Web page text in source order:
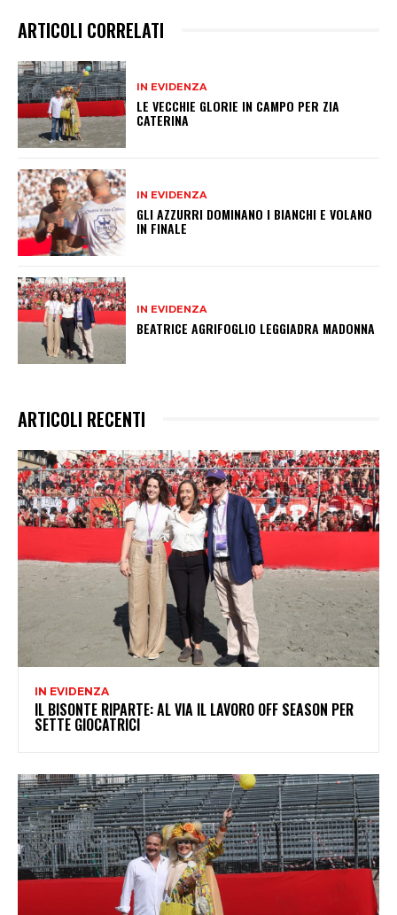
ARTICOLI CORRELATI
IN EVIDENZA
LE VECCHIE GLORIE IN CAMPO PER ZIA
CATERINA
IN EVIDENZA
GLI AZZURRI DOMINANO I BIANCHI E VOLANO
IN FINALE
IN EVIDENZA
BEATRICE AGRIFOGLIO LEGGIADRA MADONNA
ARTICOLI RECENTI
IN EVIDENZA
IL BISONTE RIPARTE: AL VIA IL LAVORO OFF SEASON PER
SETTE GIOCATRICI